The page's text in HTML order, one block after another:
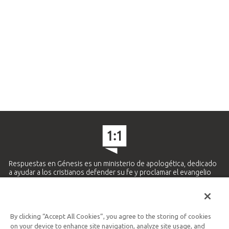
Respuestas en Génesis es un ministerio de apologética, dedicado
a ayudar a los cristianos defender su fe y proclamar el evangelio
Ministerio Hispano y Latinoamericano
By clicking “Accept All Cookies”, you agree to the storing of cookies
on your device to enhance site navigation, analyze site usage, and